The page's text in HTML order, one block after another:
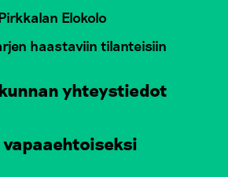
Elokolo
haastaviin tilanteisiin
yhteystiedot
vapaaehtoiseksi